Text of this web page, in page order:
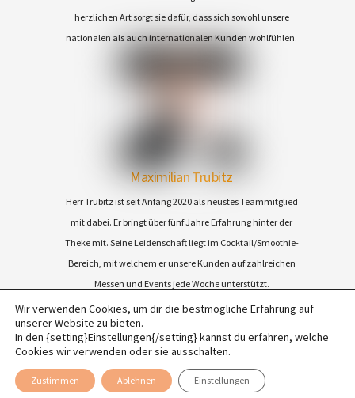
herzlichen Art sorgt sie dafür, dass sich sowohl unsere
nationalen als auch internationalen Kunden wohlfühlen.
Maximilian Trubitz
Herr Trubitz ist seit Anfang 2020 als neustes Teammitglied
mit dabei. Er bringt über fünf Jahre Erfahrung hinter der
Theke mit. Seine Leidenschaft liegt im Cocktail/Smoothie-
Bereich, mit welchem er unsere Kunden auf zahlreichen
Messen und Events jede Woche unterstützt.
To
Top
©2026 BARGASTRO |Impressum|AGB|Datenschutz|Kontakt|Über uns|
Karriere| Referenzen
Wir verwenden Cookies, um dir die bestmögliche Erfahrung auf
unserer Website zu bieten.
In den {setting}Einstellungen{/setting} kannst du erfahren, welche
Cookies wir verwenden oder sie ausschalten.
Zustimmen Ablehnen Einstellungen